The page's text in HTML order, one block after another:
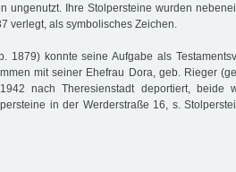
ungenutzt. Ihre Stolpersteine wurden
verlegt, als symbolisches Zeichen.
1879) konnte seine Aufgabe als
mit seiner Ehefrau Dora, geb. Rieger
nach Theresienstadt deportiert, beide
in der Werderstraße 16, s.